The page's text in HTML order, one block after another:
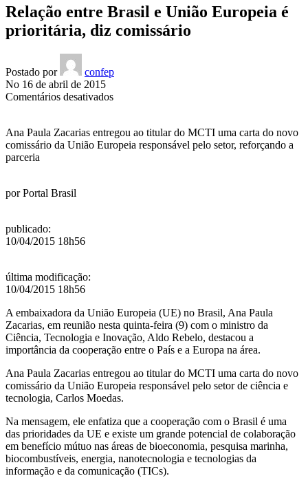
Relação entre Brasil e União Europeia é
prioritária, diz comissário
Postado por
confep
No 16 de abril de 2015
Comentários desativadosem
Brasil
e
Ana Paula Zacarias entregou ao titular do MCTI uma carta do novo
comissário da União Europeia responsável pelo setor, reforçando a
parceria
porPortal Brasil
publicado:
10/04/2015 18h56
última modificação:
10/04/2015 18h56
A embaixadora da União Europeia (UE) no Brasil, Ana Paula
Zacarias, em reunião nesta quinta-feira (9) com o ministro da
Ciência, Tecnologia e Inovação, Aldo Rebelo, destacou a
importância da cooperação entre o País e a Europa na área.
Ana Paula Zacarias entregou ao titular do MCTI uma carta do novo
comissário da União Europeia responsável pelo setor de ciência e
tecnologia, Carlos Moedas.
Na mensagem, ele enfatiza que a cooperação com o Brasil é uma
das prioridades da UE e existe um grande potencial de colaboração
em benefício mútuo nas áreas de bioeconomia, pesquisa marinha,
biocombustíveis, energia, nanotecnologia e tecnologias da
informação e da comunicação (TICs).